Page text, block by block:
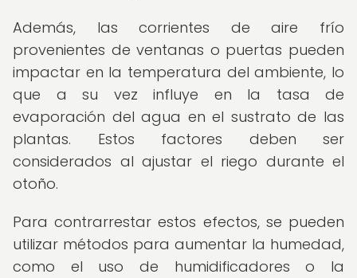
Además, las corrientes de aire frío
provenientes de ventanas o puertas pueden
impactar en la temperatura del ambiente, lo
que a su vez influye en la tasa de
evaporación del agua en el sustrato de las
plantas. Estos factores deben ser
considerados al ajustar el riego durante el
otoño.
Para contrarrestar estos efectos, se pueden
utilizar métodos para aumentar la humedad,
como el uso de humidificadores o la